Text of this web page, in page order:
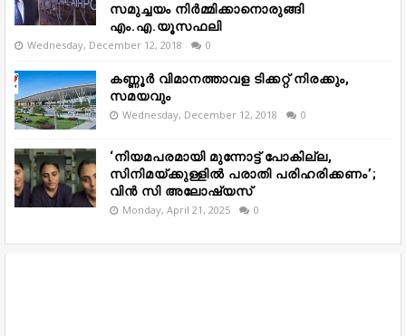
സമുച്ചയം നിർമ്മിക്കാനൊരുങ്ങി
എം.എ.യൂസഫലി
Wednesday, December 12, 2018 0
കണ്ണൂർ വിമാനത്താവള ടിക്കറ്റ് നിരക്കും,
സമയവും
Wednesday, December 12, 2018 0
‘നിയമപരമായി മുന്നോട്ട് പോകില്ല,
സിനിമയ്ക്കുള്ളിൽ പരാതി പരിഹരിക്കണം’;
വിൻ സി അലോഷ്യസ്
Monday, April 21, 2025 0